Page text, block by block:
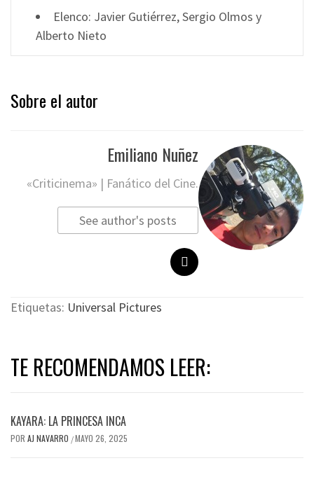
Elenco: Javier Gutiérrez, Sergio Olmos y
Alberto Nieto
Sobre el autor
Emiliano Nuñez
«Criticinema» | Fanático del Cine.
See author's posts
Etiquetas: Universal Pictures
TE RECOMENDAMOS LEER:
KAYARA: LA PRINCESA INCA
POR AJ NAVARRO /MAYO 26, 2025